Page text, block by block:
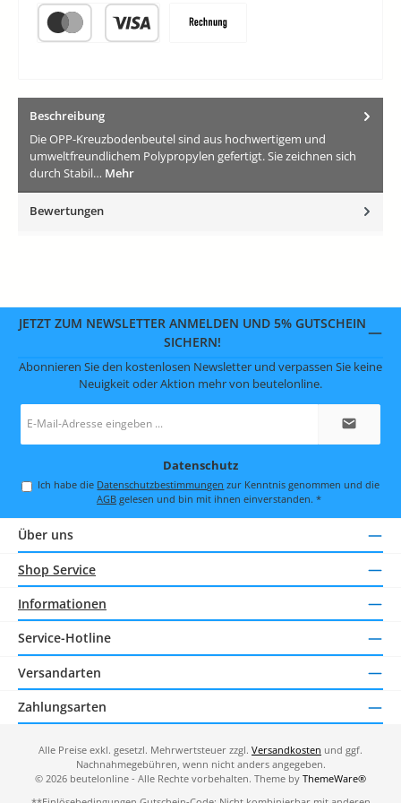
Beschreibung
Die OPP-Kreuzbodenbeutel sind aus hochwertigem und
umweltfreundlichem Polypropylen gefertigt. Sie zeichnen sich
durch Stabil… Mehr
Bewertungen
JETZT ZUM NEWSLETTER ANMELDEN UND 5% GUTSCHEIN
SICHERN!
Abonnieren Sie den kostenlosen Newsletter und verpassen Sie keine
Neuigkeit oder Aktion mehr von beutelonline.
Mail-
Datenschutz
Ich habe die Datenschutzbestimmungen
AGB gelesen und bin mit ihnen einverstanden.*
Über uns
Shop Service
Informationen
Service-Hotline
Versandarten
Zahlungsarten
Alle Preise exkl. gesetzl. Mehrwertsteuer zzgl. Versandkosten und ggf.
Nachnahmegebühren, wenn nicht anders angegeben.
© 2026 beutelonline - Alle Rechte vorbehalten. Theme by ThemeWare®